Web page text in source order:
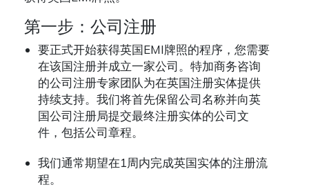
第一步：公司注册
要正式开始获得英国EMI牌照的程序，您需要
在该国注册并成立一家公司。特加商务咨询
的公司注册专家团队为在英国注册实体提供
持续支持。我们将首先保留公司名称并向英
国公司注册局提交最终注册实体的公司文
件，包括公司章程。
我们通常期望在1周内完成英国实体的注册流
程。